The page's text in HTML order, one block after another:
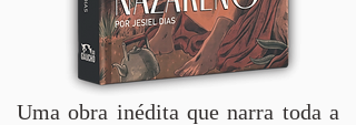
Uma obra inédita que narra toda a